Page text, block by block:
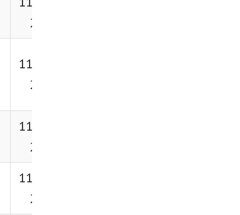
2026.
11. lipnja
2026.
11. lipnja
2026.
11. lipnja
2026.